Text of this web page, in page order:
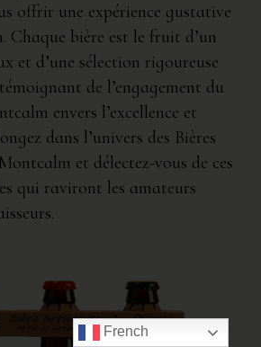
offrir une expérience gustative
Chaque bière est le fruit d’un
et d’une sélection rigoureuse
de l’engagement du
envers l’excellence et
dans l’univers des Bières
et délectez-vous de ces
qui raviront les amateurs
French